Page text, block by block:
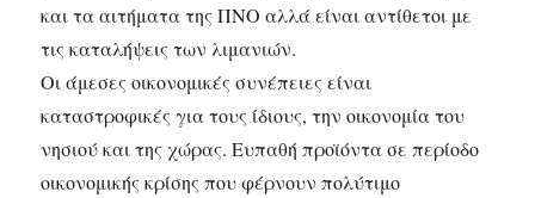
και τα αιτήματα της ΠΝΟ αλλά είναι αντίθετοι με
τις καταλήψεις των λιμανιών.
Οι άμεσες οικονομικές συνέπειες είναι
καταστροφικές για τους ίδιους, την οικονομία του
νησιού και της χώρας. Ευπαθή προϊόντα σε περίοδο
οικονομικής κρίσης που φέρνουν πολύτιμο